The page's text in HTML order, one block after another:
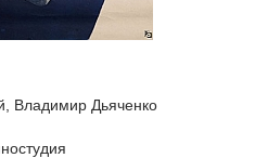
Владимир Дьяченко